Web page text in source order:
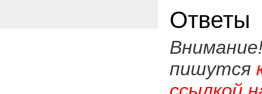
Ответы
пишутся